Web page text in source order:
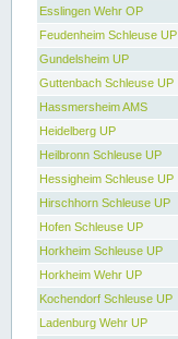
Esslingen Wehr OP
Feudenheim Schleuse UP
Gundelsheim UP
Guttenbach Schleuse UP
Hassmersheim AMS
Heidelberg UP
Heilbronn Schleuse UP
Hessigheim Schleuse UP
Hirschhorn Schleuse UP
Hofen Schleuse UP
Horkheim Schleuse UP
Horkheim Wehr UP
Kochendorf Schleuse UP
Ladenburg Wehr UP